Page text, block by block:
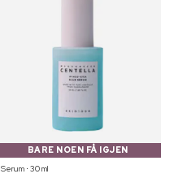
BARE NOEN FÅ IGJEN
Serum ⋅ 30 ml